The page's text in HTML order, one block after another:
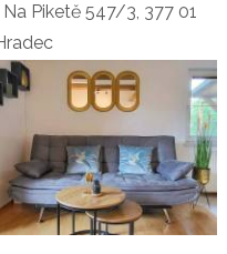
Na Piketě 547/3, 377 01